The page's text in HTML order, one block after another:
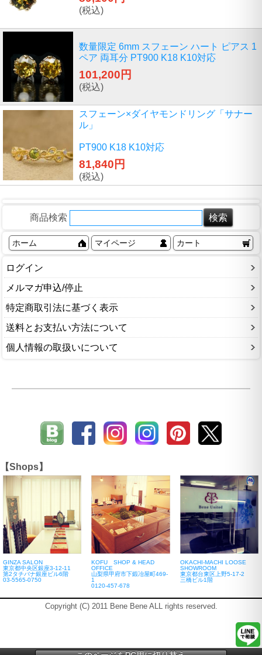
(税込)
数量限定 6mm スフェーン ハート ピアス 1
ペア 両耳分 PT900 K18 K10対応
101,200円
(税込)
スフェーン×ダイヤモンドリング「サナー
ル」
PT900 K18 K10対応
81,840円
(税込)
商品検索
ホーム マイページ カート
ログイン
メルマガ申込/停止
特定商取引法に基づく表示
送料とお支払い方法について
個人情報の取扱いについて
【Shops】
GINZA SALON
東京都中央区銀座3-12-11
第2タチバナ銀座ビル6階
03-5565-0750
KOFU SHOP & HEAD
OFFICE
山梨県甲府市下鍛冶屋町469-
1
0120-457-678
OKACHI-MACHI LOOSE
SHOWROOM
東京都台東区上野5-17-2
三橋ビル1階
Copyright (C) 2011 Bene Bene ALL rights reserved.